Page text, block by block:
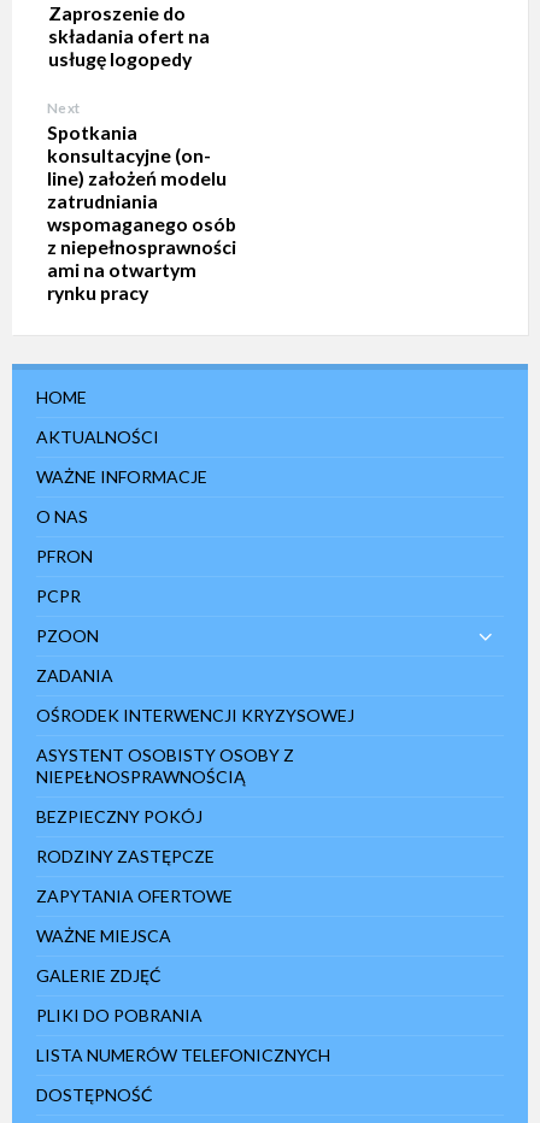
Zaproszenie do
składania ofert na
usługę logopedy
Next
Spotkania
konsultacyjne (on-
line) założeń modelu
zatrudniania
wspomaganego osób
z niepełnosprawności
ami na otwartym
rynku pracy
HOME
AKTUALNOŚCI
WAŻNE INFORMACJE
O NAS
PFRON
PCPR
PZOON
ZADANIA
OŚRODEK INTERWENCJI KRYZYSOWEJ
ASYSTENT OSOBISTY OSOBY Z
NIEPEŁNOSPRAWNOŚCIĄ
BEZPIECZNY POKÓJ
RODZINY ZASTĘPCZE
ZAPYTANIA OFERTOWE
WAŻNE MIEJSCA
GALERIE ZDJĘĆ
PLIKI DO POBRANIA
LISTA NUMERÓW TELEFONICZNYCH
DOSTĘPNOŚĆ